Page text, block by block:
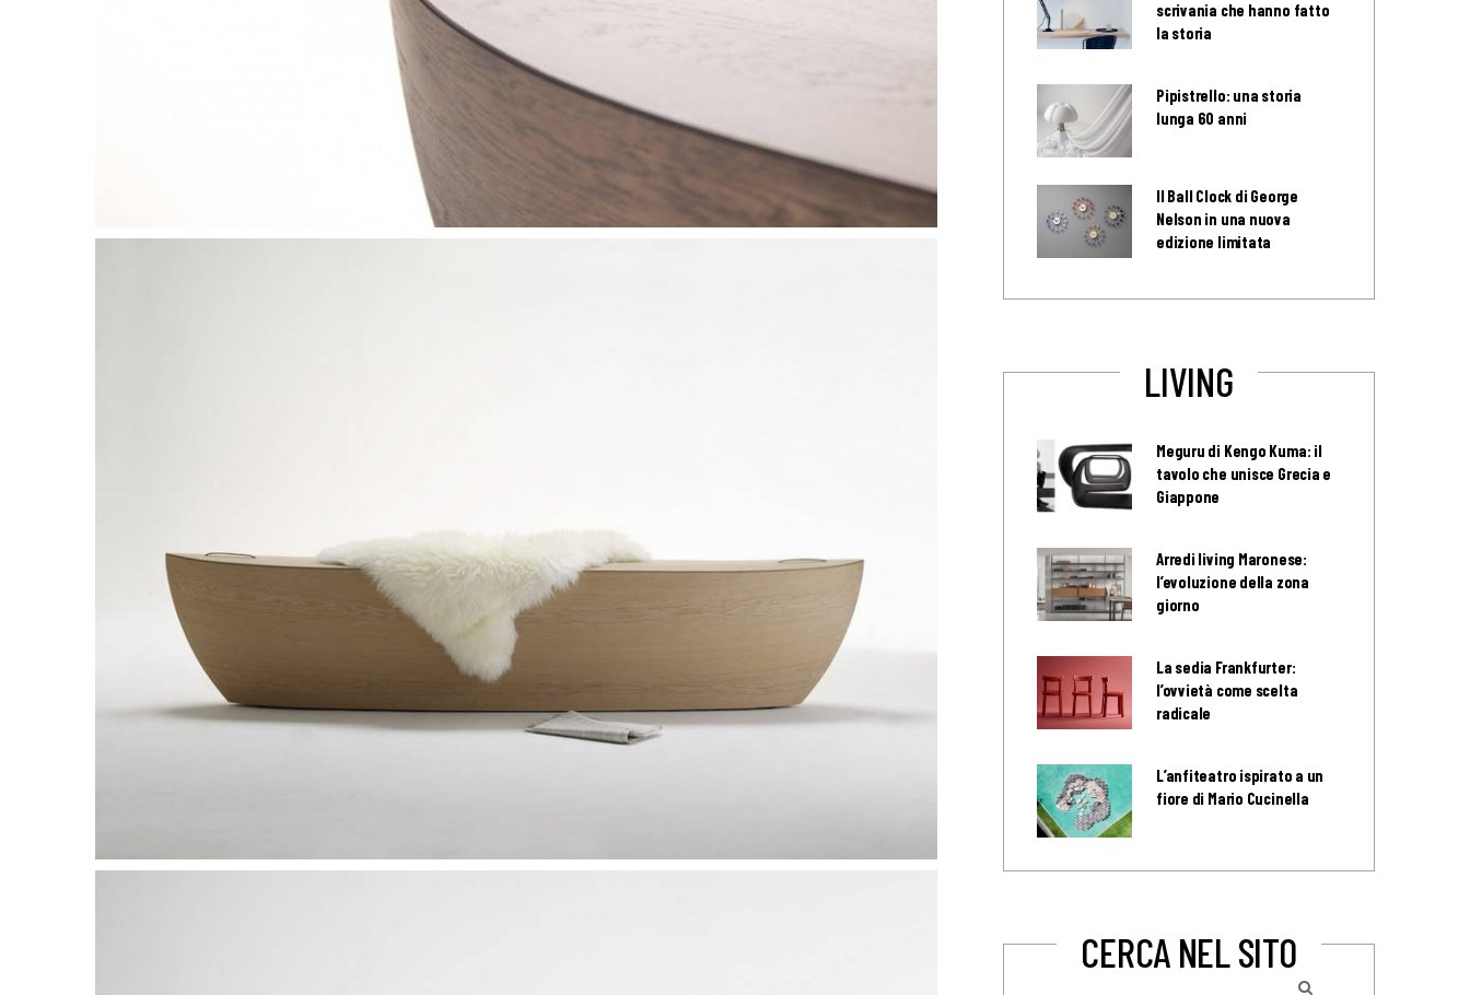
scrivania che hanno fatto
la storia
Pipistrello: una storia
lunga 60 anni
Il Ball Clock di George
Nelson in una nuova
edizione limitata
LIVING
Meguru di Kengo Kuma: il
tavolo che unisce Grecia e
Giappone
Arredi living Maronese:
l’evoluzione della zona
giorno
La sedia Frankfurter:
l’ovvietà come scelta
radicale
L’anfiteatro ispirato a un
fiore di Mario Cucinella
CERCA NEL SITO